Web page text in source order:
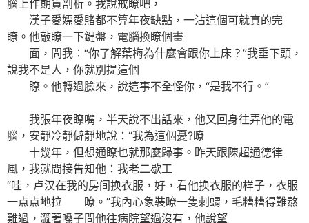
腦上作期貨剖析。我說戒瞭吧，
漢子愛嫖愛賭都不算年夜缺點，一沾這個可就真的完
瞭。他敲瞭一下鍵盤，電腦換瞭個畫
面，問我：“你了解葉梅為什麼會跟你上床？”我垂下頭，
說我不是人，你就別提這個
瞭。他轉過臉來，說這事不全怪你，“是我不行。”
我張年夜瞭嘴，半天說不出話來，他又回身往弄他的電
腦，安靜冷靜僻靜地說：“我為這個憂?瞭
十幾年，但想通瞭也就那麼歸事。昨天跟陳超通德律
風，我就間接告知他：我老二歇工
“哇，卢汉在我的房间换衣服，好，看他换衣服的样子，衣服
一点点地拉 瞭。”我內心象裝瞭一隻刺蝟，毛糟糟得難熬
難過，澀著嗓子問他往病院望過沒有，他說望